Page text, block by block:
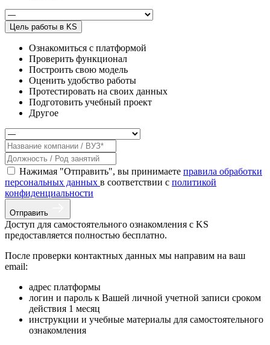
Цель работы в KS
Ознакомиться с платформой
Проверить функционал
Построить свою модель
Оценить удобство работы
Протестировать на своих данных
Подготовить учебный проект
Другое
Нажимая "Отправить", вы принимаете правила обработки
персональных данных в соответствии с политикой
конфиденциальности
Отправить
Доступ для самостоятельного ознакомления с KS
предоставляется полностью бесплатно.
После проверки контактных данных мы направим на ваш
email:
адрес платформы
логин и пароль к Вашей личной учетной записи сроком
действия 1 месяц
инструкции и учебные материалы для самостоятельного
ознакомления